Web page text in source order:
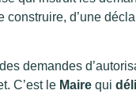
construire, d’une
des demandes
C’est le Maire qui